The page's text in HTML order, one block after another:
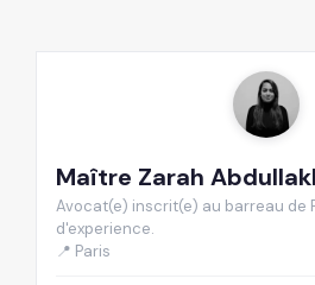
Maître Zarah
Avocat(e) inscrit(e) au barreau de
d'experience.
📍 Paris